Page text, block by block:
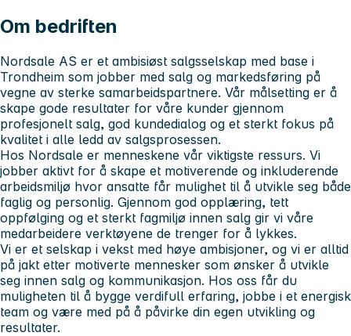
Om bedriften
Nordsale AS er et ambisiøst salgsselskap med base i
Trondheim som jobber med salg og markedsføring på
vegne av sterke samarbeidspartnere. Vår målsetting er å
skape gode resultater for våre kunder gjennom
profesjonelt salg, god kundedialog og et sterkt fokus på
kvalitet i alle ledd av salgsprosessen.
Hos Nordsale er menneskene vår viktigste ressurs. Vi
jobber aktivt for å skape et motiverende og inkluderende
arbeidsmiljø hvor ansatte får mulighet til å utvikle seg både
faglig og personlig. Gjennom god opplæring, tett
oppfølging og et sterkt fagmiljø innen salg gir vi våre
medarbeidere verktøyene de trenger for å lykkes.
Vi er et selskap i vekst med høye ambisjoner, og vi er alltid
på jakt etter motiverte mennesker som ønsker å utvikle
seg innen salg og kommunikasjon. Hos oss får du
muligheten til å bygge verdifull erfaring, jobbe i et energisk
team og være med på å påvirke din egen utvikling og
resultater.